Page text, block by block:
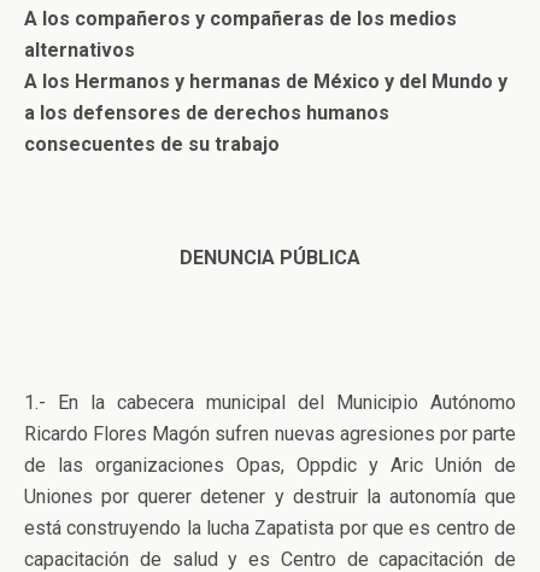
A los compañeros y compañeras de los medios
alternativos
A los Hermanos y hermanas de México y del Mundo y
a los defensores de derechos humanos
consecuentes de su trabajo
DENUNCIA PÚBLICA
1.- En la cabecera municipal del Municipio Autónomo
Ricardo Flores Magón sufren nuevas agresiones por parte
de las organizaciones Opas, Oppdic y Aric Unión de
Uniones por querer detener y destruir la autonomía que
está construyendo la lucha Zapatista por que es centro de
capacitación de salud y es Centro de capacitación de